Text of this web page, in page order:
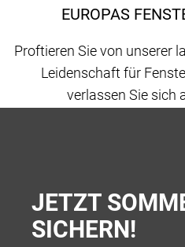
EUROPAS
Proftieren Sie von unserer
Leidenschaft für
verlassen Sie sich
JETZT
SICHERN!